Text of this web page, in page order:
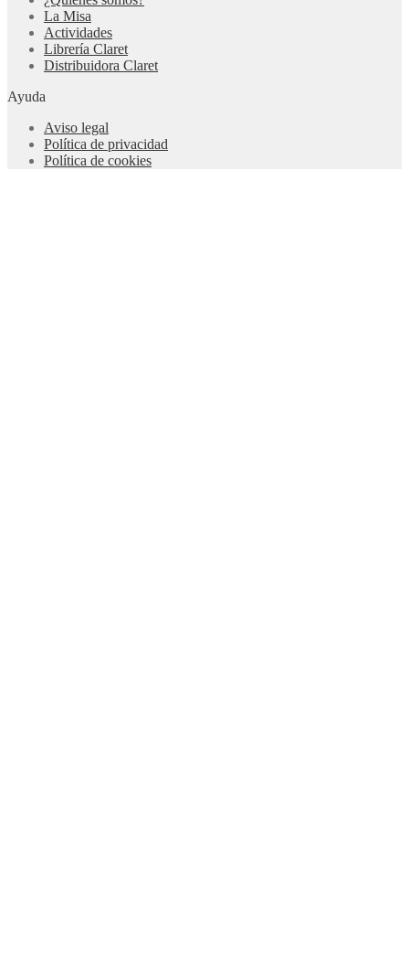
La Misa
Actividades
Librería Claret
Distribuidora Claret
Ayuda
Aviso legal
Política de privacidad
Política de cookies